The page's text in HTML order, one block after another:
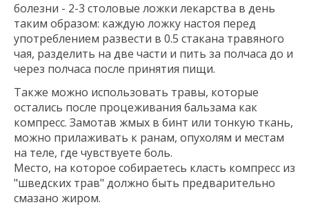
болезни - 2-3 столовые ложки лекарства в день
таким образом: каждую ложку настоя перед
употреблением развести в 0.5 стакана травяного
чая, разделить на две части и пить за полчаса до и
через полчаса после принятия пищи.
Также можно использовать травы, которые
остались после процеживания бальзама как
компресс. Замотав жмых в бинт или тонкую ткань,
можно прилаживать к ранам, опухолям и местам
на теле, где чувствуете боль.
Место, на которое собираетесь класть компресс из
"шведских трав" должно быть предварительно
смазано жиром.